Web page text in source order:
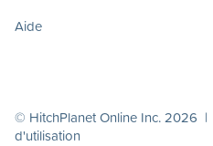
Aide
© HitchPlanet Online Inc. 2026 |
d'utilisation